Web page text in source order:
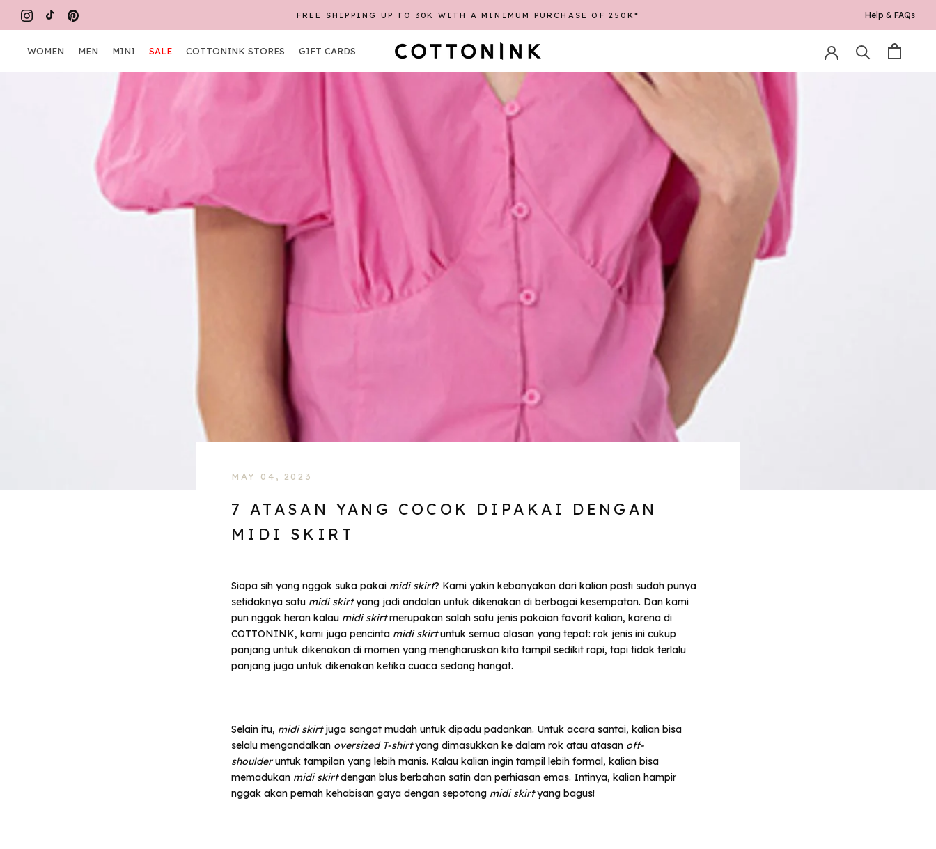
FREE SHIPPING UP TO 30K WITH A MINIMUM PURCHASE OF 250K* Help & FAQs
WOMEN
MEN
MINI
SALE
COTTONINK STORES
GIFT CARDS
NEXT
MAY 04, 2023
7 ATASAN YANG COCOK DIPAKAI DENGAN
MIDI SKIRT
Siapa sih yang nggak suka pakai midi skirt? Kami yakin kebanyakan dari kalian pasti sudah punya
setidaknya satu midi skirtyang jadi andalan untuk dikenakan di berbagai kesempatan. Dan kami
pun nggak heran kalau midi skirtmerupakan salah satu jenis pakaian favorit kalian, karena di
COTTONINK, kami juga pencinta midi skirtuntuk semua alasan yang tepat: rok jenis ini cukup
panjang untuk dikenakan di momen yang mengharuskan kita tampil sedikit rapi, tapi tidak terlalu
panjang juga untuk dikenakan ketika cuaca sedang hangat.
Selain itu, midi skirtjuga sangat mudah untuk dipadu padankan. Untuk acara santai, kalian bisa
selalu mengandalkan oversized T-shirtyang dimasukkan ke dalam rok atau atasan off-
shoulderuntuk tampilan yang lebih manis. Kalau kalian ingin tampil lebih formal, kalian bisa
memadukan midi skirtdengan blus berbahan satin dan perhiasan emas. Intinya, kalian hampir
nggak akan pernah kehabisan gaya dengan sepotong midi skirtyang bagus!